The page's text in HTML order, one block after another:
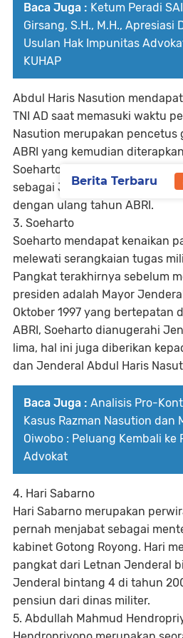
Baca Juga : Ketum Peradi
Girsang, S.H., M.H., Apresiasi
Usulan Hak Impunitas
KUHAP
Abdul Haris Nasution
TNI AD saat memasuki waktu
Nasution merupakan pencetus
ABRI yang kemudian
Soeharto. 5 Oktober tahun
sebagai Jenderal Besar
dengan ulang tahun ABRI.
3. Soeharto
Soeharto mendapat kenaikan
melewati serangkaian tugas
Pangkat terakhirnya sebelum
presiden adalah Mayor
Oktober 1997 yang bertepatan
ABRI, Soeharto dianugerahi
lima, hal ini juga diberikan
dan Jenderal Abdul Haris
Baca Juga : Analisis Pro-
Kasus Razman Nasution dan
Oiwobo : Peluang Kembali ke
Advokat
4. Hari Sabarno
Hari Sabarno merupakan
pernah menjabat sebagai
kabinet Gotong Royong. Hari
pangkat dari Letnan Jenderal
Jenderal bintang 4 di tahun
pensiun dari dinas militer.
5. Abdullah Mahmud
Berita Terbaru